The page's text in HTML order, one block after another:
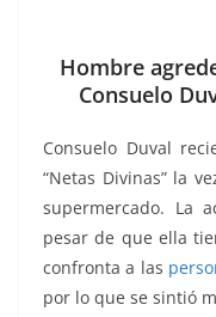
e
b
o
o
k
er l
Hombre
Consuelo
Consuelo Duval
“Netas Divinas” la
supermercado. La
pesar de que ella
confronta a las
por lo que se sintió